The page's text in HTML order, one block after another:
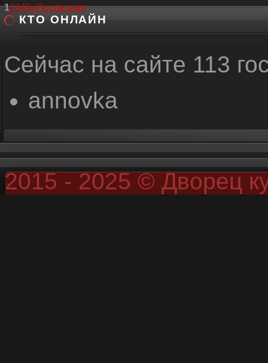
12345»Последняя
КТО ОНЛАЙН
Сейчас на сайте 113
annovka
2015 - 2025 © Дворец